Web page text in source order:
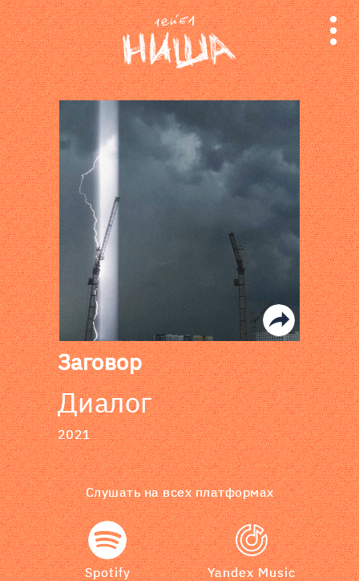
релизы
лейбл
поиск
Заговор
Диалог
2021
Слушать на всех платформах
Spotify Yandex Music